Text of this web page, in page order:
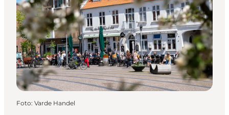
Unsere Städte
Essen & Übernachtung
Tickets kaufen
Plane deine Reise
Foto: Varde Handel